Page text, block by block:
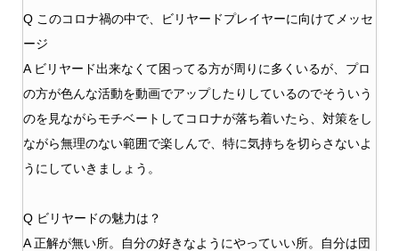
Q このコロナ禍の中で、ビリヤードプレイヤーに向けてメッセ
ージ
A ビリヤード出来なくて困ってる方が周りに多くいるが、プロ
の方が色んな活動を動画でアップしたりしているのでそういう
のを見ながらモチベートしてコロナが落ち着いたら、対策をし
ながら無理のない範囲で楽しんで、特に気持ちを切らさないよ
うにしていきましょう。
Q ビリヤードの魅力は？
A 正解が無い所。自分の好きなようにやっていい所。自分は団